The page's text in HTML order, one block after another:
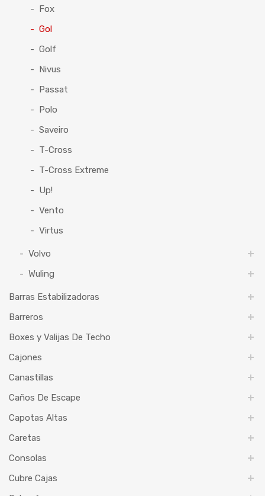
Fox
Gol
Golf
Nivus
Passat
Polo
Saveiro
T-Cross
T-Cross Extreme
Up!
Vento
Virtus
Volvo
Wuling
Barras Estabilizadoras
Barreros
Boxes y Valijas De Techo
Cajones
Canastillas
Caños De Escape
Capotas Altas
Caretas
Consolas
Cubre Cajas